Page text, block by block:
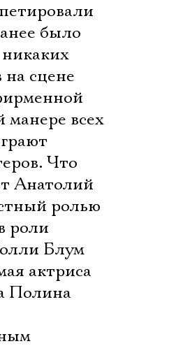
было
на сцене
манере всех
Что
Анатолий
ролью
роли
Блум
актриса
Полина